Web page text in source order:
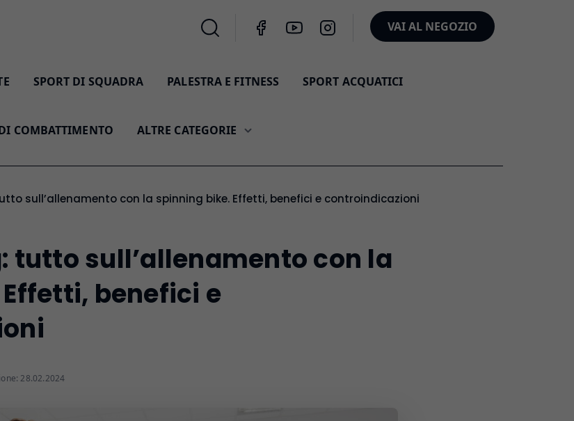
VAI AL NEGOZIO
SPORT DI SQUADRA PALESTRA E FITNESS SPORT ACQUATICI
COMBATTIMENTO ALTRE CATEGORIE
sull’allenamento con la spinning bike. Effetti, benefici e controindicazioni
tutto sull’allenamento con la
benefici e
28.02.2024